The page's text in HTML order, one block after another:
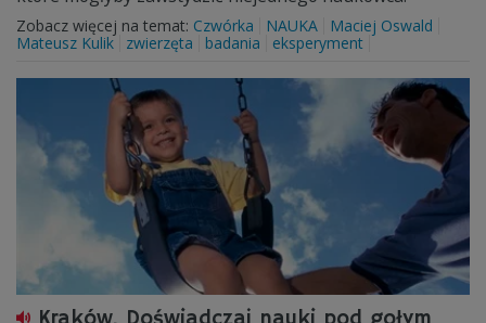
Zobacz więcej na temat: Czwórka NAUKA
Maciej Oswald
Mateusz Kulik
zwierzęta badania eksperyment